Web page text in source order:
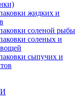
жидких и
соленой рыбы
соленых и
сыпучих и